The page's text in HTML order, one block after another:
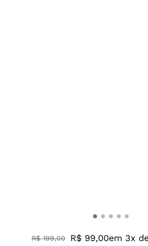
R$ 199,00 R$ 99,00em 3x